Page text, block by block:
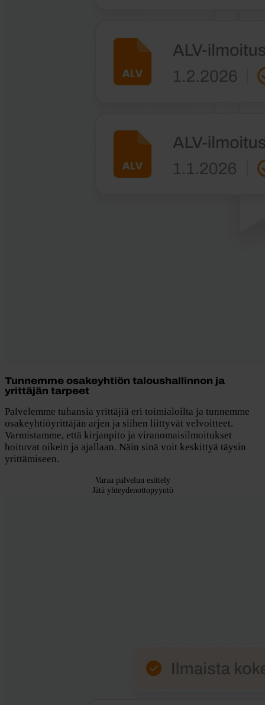
Tunnemme osakeyhtiön taloushallinnon ja
yrittäjän tarpeet
Palvelemme tuhansia yrittäjiä eri toimialoilta ja tunnemme
osakeyhtiöyrittäjän arjen ja siihen liittyvät velvoitteet.
Varmistamme, että kirjanpito ja viranomaisilmoitukset
hoituvat oikein ja ajallaan. Näin sinä voit keskittyä täysin
yrittämiseen.
Varaa palvelun esittely
Jätä yhteydenottopyyntö